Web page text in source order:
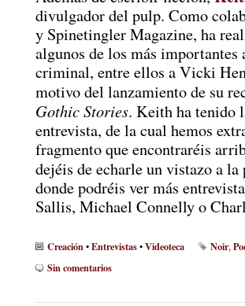
divulgador del pulp. Como
y Spinetingler Magazine, ha
algunos de los más
criminal, entre ellos a Vicki
motivo del lanzamiento de su
Gothic Stories. Keith ha tenido
entrevista, de la cual hemos
fragmento que encontraréis
dejéis de echarle un vistazo a la
donde podréis ver más
Sallis, Michael Connelly o
Creación•Entrevistas•Videoteca Noir,
Sin comentarios